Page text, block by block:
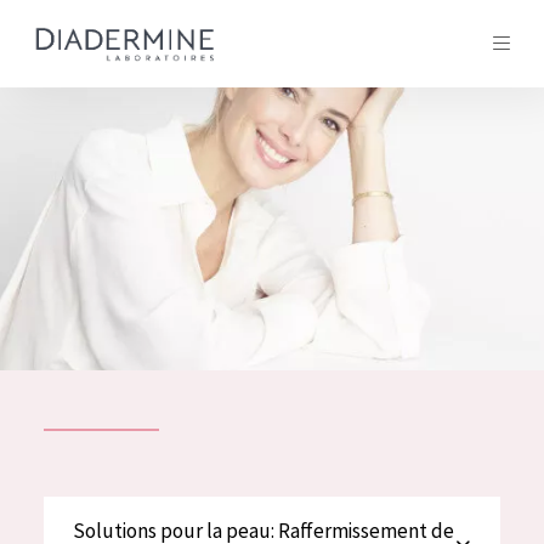
SOLUTIONS POUR LA PEAU
TOUS LES PRODUIT
Tous les Produit
ACCUEIL
Conseils Beauté
Solutions pour la peau: Raffermissement de